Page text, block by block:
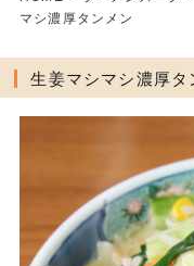
マシ濃厚タンメン
生姜マシマシ濃厚タ